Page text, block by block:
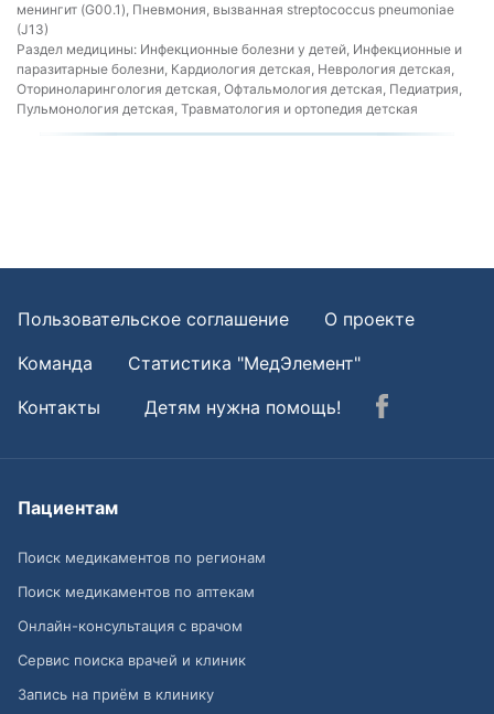
менингит (G00.1), Пневмония, вызванная streptococcus pneumoniae
(J13)
Раздел медицины: Инфекционные болезни у детей, Инфекционные и
паразитарные болезни, Кардиология детская, Неврология детская,
Оториноларингология детская, Офтальмология детская, Педиатрия,
Пульмонология детская, Травматология и ортопедия детская
Пользовательское соглашение
О проекте
Команда
Статистика "МедЭлемент"
Контакты
Детям нужна помощь!
Пациентам
Поиск медикаментов по регионам
Поиск медикаментов по аптекам
Онлайн-консультация с врачом
Сервис поиска врачей и клиник
Запись на приём в клинику